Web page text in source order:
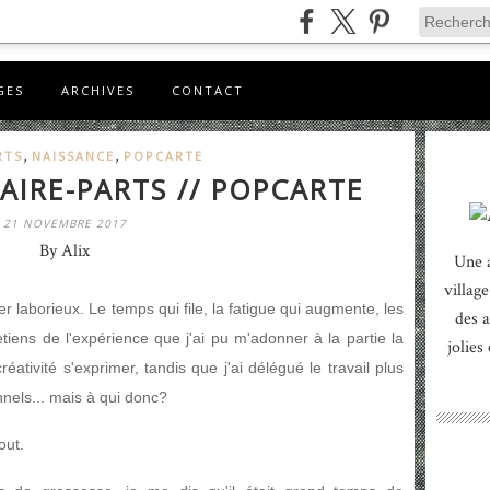
ARCHIVES CONTACT
, NAISSANCE , POPCARTE
PARTS // POPCARTE
21 NOVEMBRE 2017
By Alix
laborieux. Le temps qui file, la fatigue qui augmente, les
de l'expérience que j'ai pu m'adonner à la partie la
s'exprimer, tandis que j'ai délégué le travail plus
mais à qui donc?
Une
des
jolies